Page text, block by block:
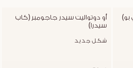
بو)
سيدرا)
شكل جديد